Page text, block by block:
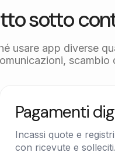
sotto
usare app diverse
scambio
Pagamenti
Incassi quote e
con ricevute e solleciti.